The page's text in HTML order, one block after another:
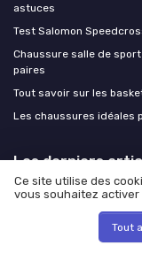
astuces
Test Salomon
Chaussure salle de
paires
Tout savoir sur les
Les chaussures idéales
Les derniers
Pourquoi les comme
Pourquoi les comme
Ce site utilise des
vous souhaitez activer
Tout